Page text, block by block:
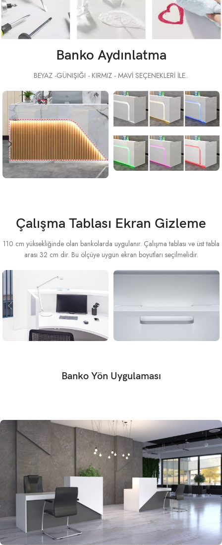
Banko Aydınlatma
BEYAZ -GÜNIŞIĞI - KIRMIZ - MAVİ SEÇENEKLERİ İLE..
Çalışma Tablası Ekran Gizleme
110 cm yüksekliğinde olan bankolarda uygulanır. Çalışma tablası ve üst tabla
arası 32 cm dir. Bu ölçüye uygun ekran boyutları seçilmelidir.
Banko Yön Uygulaması